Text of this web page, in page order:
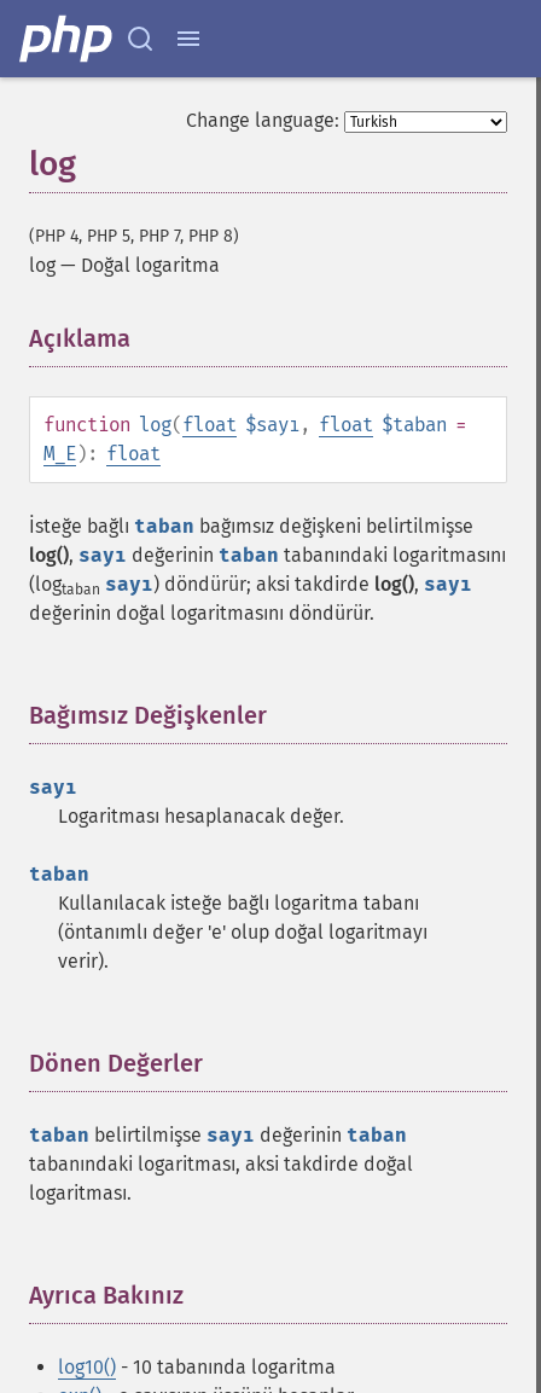
Change language:
log
(PHP 4, PHP 5, PHP 7, PHP 8)
log — Doğal logaritma
Açıklama
function log(float $sayı, float $taban =
M_E): float
İsteğe bağlı taban bağımsız değişkeni belirtilmişse
log(), sayı değerinin taban tabanındaki logaritmasını
(logtaban sayı) döndürür; aksi takdirde log(), sayı
değerinin doğal logaritmasını döndürür.
Bağımsız Değişkenler
sayı
Logaritması hesaplanacak değer.
taban
Kullanılacak isteğe bağlı logaritma tabanı
(öntanımlı değer 'e' olup doğal logaritmayı
verir).
Dönen Değerler
taban belirtilmişse sayı değerinin taban
tabanındaki logaritması, aksi takdirde doğal
logaritması.
Ayrıca Bakınız
log10() - 10 tabanında logaritma